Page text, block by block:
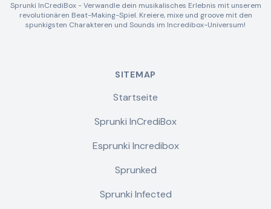
Sprunki InCrediBox - Verwandle dein musikalisches Erlebnis mit unserem
revolutionären Beat-Making-Spiel. Kreiere, mixe und groove mit den
spunkigsten Charakteren und Sounds im Incredibox-Universum!
SITEMAP
Startseite
Sprunki InCrediBox
Esprunki Incredibox
Sprunked
Sprunki Infected